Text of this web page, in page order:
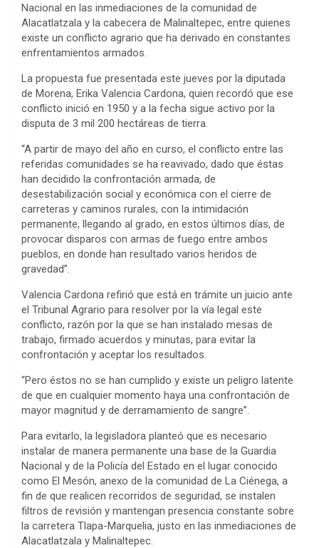
Nacional en las inmediaciones de la comunidad de
Alacatlatzala y la cabecera de Malinaltepec, entre quienes
existe un conflicto agrario que ha derivado en constantes
enfrentamientos armados.
La propuesta fue presentada este jueves por la diputada
de Morena, Erika Valencia Cardona, quien recordó que ese
conflicto inició en 1950 y a la fecha sigue activo por la
disputa de 3 mil 200 hectáreas de tierra.
“A partir de mayo del año en curso, el conflicto entre las
referidas comunidades se ha reavivado, dado que éstas
han decidido la confrontación armada, de
desestabilización social y económica con el cierre de
carreteras y caminos rurales, con la intimidación
permanente, llegando al grado, en estos últimos días, de
provocar disparos con armas de fuego entre ambos
pueblos, en donde han resultado varios heridos de
gravedad”.
Valencia Cardona refirió que está en trámite un juicio ante
el Tribunal Agrario para resolver por la vía legal este
conflicto, razón por la que se han instalado mesas de
trabajo, firmado acuerdos y minutas, para evitar la
confrontación y aceptar los resultados.
“Pero éstos no se han cumplido y existe un peligro latente
de que en cualquier momento haya una confrontación de
mayor magnitud y de derramamiento de sangre”.
Para evitarlo, la legisladora planteó que es necesario
instalar de manera permanente una base de la Guardia
Nacional y de la Policía del Estado en el lugar conocido
como El Mesón, anexo de la comunidad de La Ciénega, a
fin de que realicen recorridos de seguridad, se instalen
filtros de revisión y mantengan presencia constante sobre
la carretera Tlapa-Marquelia, justo en las inmediaciones de
Alacatlatzala y Malinaltepec.